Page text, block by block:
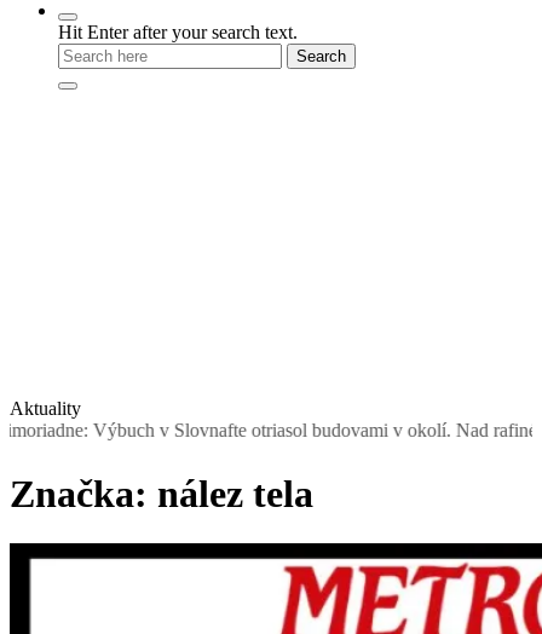
Hit Enter after your search text.
Aktuality
v Slovnafte otriasol budovami v okolí. Nad rafinériou stúpal
Značka: nález tela